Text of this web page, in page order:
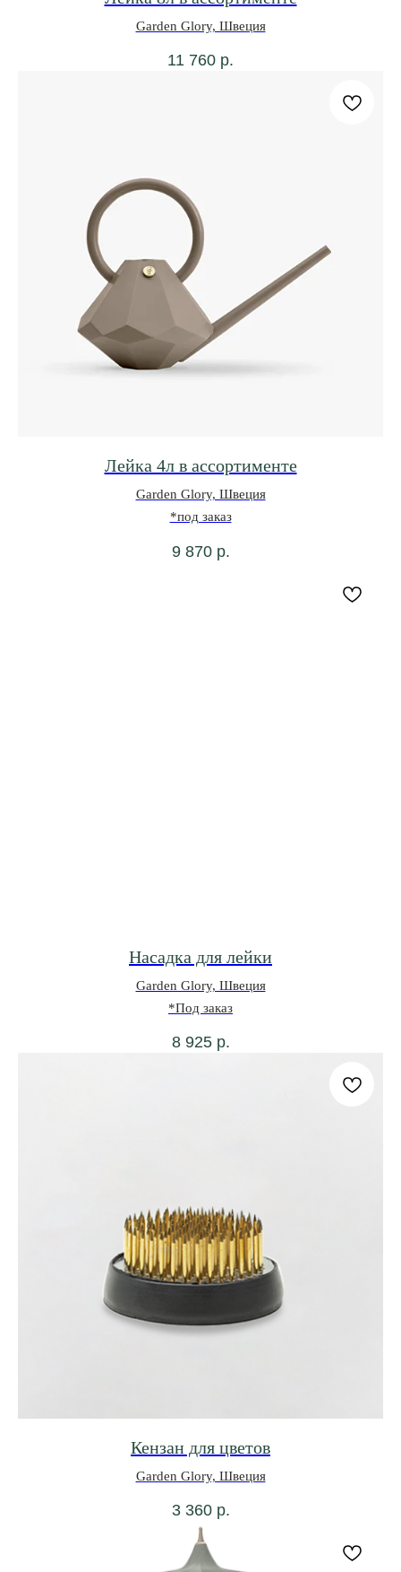
Garden Glory, Швеция
11 760 р.
Лейка 4л в ассортименте
Garden Glory, Швеция
*под заказ
9 870 р.
Насадка для лейки
Garden Glory, Швеция
*Под заказ
8 925 р.
Кензан для цветов
Garden Glory, Швеция
3 360 р.